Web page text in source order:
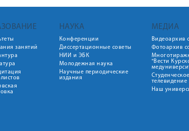
занятий
НАУКА
Конференции
Диссертационные советы
НИИ и ЭБК
Молодежная наука
Научные периодические
издания
МЕДИА
Видеоархив
Фотоархив
"Вести
Наш